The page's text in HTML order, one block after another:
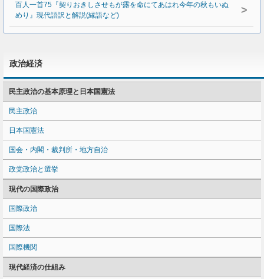
百人一首75『契りおきしさせもが露を命にてあはれ今年の秋もいぬ
めり』現代語訳と解説(縁語など)
>
政治経済
民主政治の基本原理と日本国憲法
民主政治
日本国憲法
国会・内閣・裁判所・地方自治
政党政治と選挙
現代の国際政治
国際政治
国際法
国際機関
現代経済の仕組み